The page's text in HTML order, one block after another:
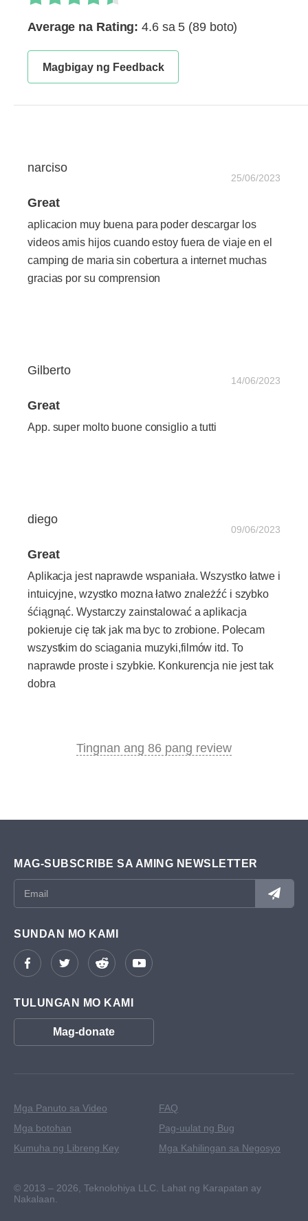
Average na Rating:4.6 sa 5 (89 boto)
Magbigay ng Feedback
narciso
25/06/2023
Great
aplicacion muy buena para poder descargar los
videos amis hijos cuando estoy fuera de viaje en el
camping de maria sin cobertura a internet muchas
gracias por su comprension
Gilberto
14/06/2023
Great
App. super molto buone consiglio a tutti
diego
09/06/2023
Great
Aplikacja jest naprawde wspaniała. Wszystko łatwe i
intuicyjne, wzystko mozna łatwo znależźć i szybko
śćiągnąć. Wystarczy zainstalować a aplikacja
pokieruje cię tak jak ma byc to zrobione. Polecam
wszystkim do sciagania muzyki,filmów itd. To
naprawde proste i szybkie. Konkurencja nie jest tak
dobra
Tingnan ang 86 pang review
MAG-SUBSCRIBE SA AMING NEWSLETTER
SUNDAN MO KAMI
TULUNGAN MO KAMI
Mag-donate
Mga Panuto sa Video
Mga botohan
Kumuha ng Libreng Key
FAQ
Pag-uulat ng Bug
Mga Kahilingan sa Negosyo
© 2013 – 2026, Teknolohiya LLC. Lahat ng Karapatan ay
Nakalaan.